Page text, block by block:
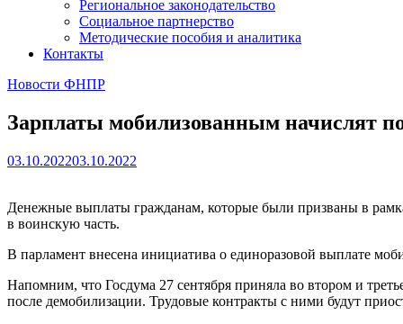
Региональное законодательство
Социальное партнерство
Методические пособия и аналитика
Контакты
Новости ФНПР
Зарплаты мобилизованным начислят
03.10.202203.10.2022
Денежные выплаты гражданам, которые были призваны в
в воинскую часть.
В парламент внесена инициатива о единоразовой выплате
Напомним, что Госдума 27 сентября приняла во втором и
после демобилизации. Трудовые контракты с ними будут